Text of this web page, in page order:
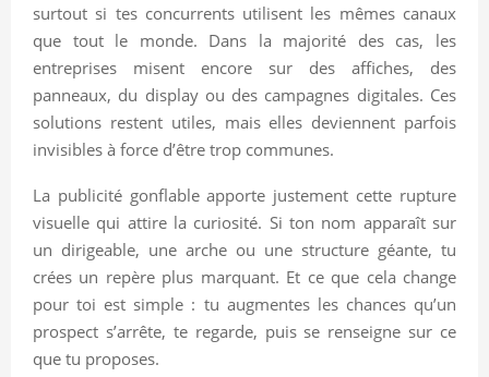
surtout si tes concurrents utilisent les mêmes canaux
que tout le monde. Dans la majorité des cas, les
entreprises misent encore sur des affiches, des
panneaux, du display ou des campagnes digitales. Ces
solutions restent utiles, mais elles deviennent parfois
invisibles à force d’être trop communes.
La publicité gonflable apporte justement cette rupture
visuelle qui attire la curiosité. Si ton nom apparaît sur
un dirigeable, une arche ou une structure géante, tu
crées un repère plus marquant. Et ce que cela change
pour toi est simple : tu augmentes les chances qu’un
prospect s’arrête, te regarde, puis se renseigne sur ce
que tu proposes.